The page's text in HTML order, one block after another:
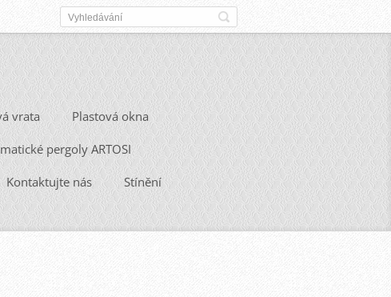
vrata Plastová okna
pergoly ARTOSI
Kontaktujte nás Stínění